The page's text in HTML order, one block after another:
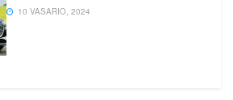
10 VASARIO, 2024